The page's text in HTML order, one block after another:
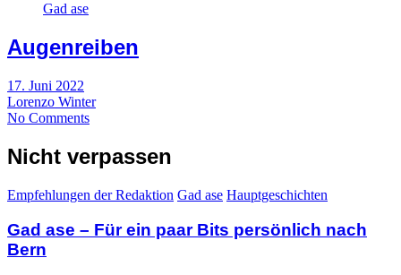
Gad ase
Augenreiben
17. Juni 2022
Lorenzo Winter
No Comments
Nicht verpassen
Empfehlungen der Redaktion Gad ase Hauptgeschichten
Gad ase – Für ein paar Bits persönlich nach
Bern